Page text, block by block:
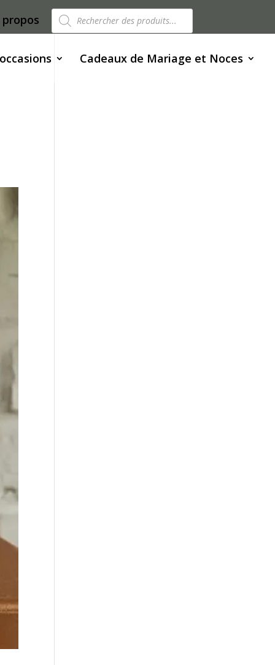
propos Recherche
de
produits
Cadeaux de Mariage et Noces